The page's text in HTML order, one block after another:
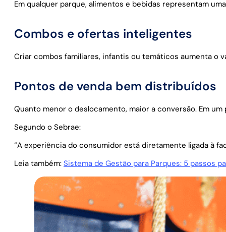
Em qualquer parque, alimentos e bebidas representam
Combos e ofertas inteligentes
Criar combos familiares, infantis ou temáticos aumenta o
Pontos de venda bem distribuídos
Quanto menor o deslocamento, maior a conversão. Em
Segundo o Sebrae:
“A experiência do consumidor está diretamente ligada à
Leia também: Sistema de Gestão para Parques: 5 passos